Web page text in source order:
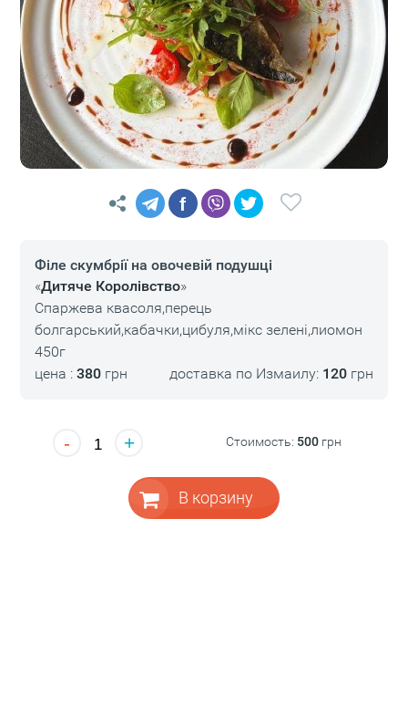
f
Філе скумбрії на овочевій подушці
«Дитяче Королівство»
Спаржева квасоля,перець
болгарський,кабачки,цибуля,мікс зелені,лиомон
450г
цена : 380грн доставка по Измаилу: 120 грн
- + Стоимость: 500 грн
В корзину